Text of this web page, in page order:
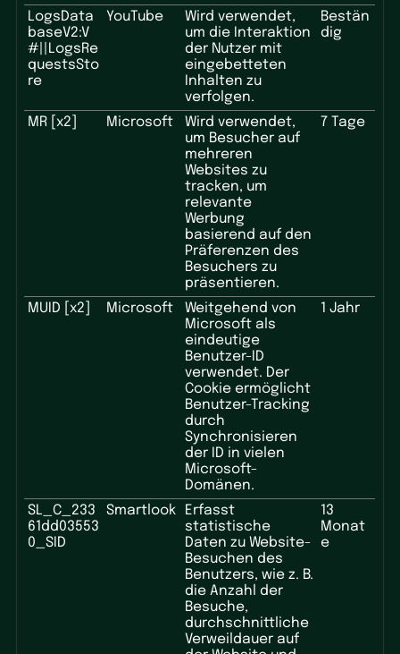
LogsData
baseV2:V
#||LogsRe
questsSto
re
YouTube
Wird verwendet,
um die Interaktion
der Nutzer mit
eingebetteten
Inhalten zu
verfolgen.
Bestän
dig
MR [x2] Microsoft
Wird verwendet,
um Besucher auf
mehreren
Websites zu
tracken, um
relevante
Werbung
basierend auf den
Präferenzen des
Besuchers zu
präsentieren.
7 Tage
MUID [x2] Microsoft
Weitgehend von
Microsoft als
eindeutige
Benutzer-ID
verwendet. Der
Cookie ermöglicht
Benutzer-Tracking
durch
Synchronisieren
der ID in vielen
Microsoft-
Domänen.
1 Jahr
SL_C_233
61dd03553
0_SID
Smartlook
Erfasst
statistische
Daten zu Website-
Besuchen des
Benutzers, wie z. B.
die Anzahl der
Besuche,
durchschnittliche
Verweildauer auf
13
Monat
e